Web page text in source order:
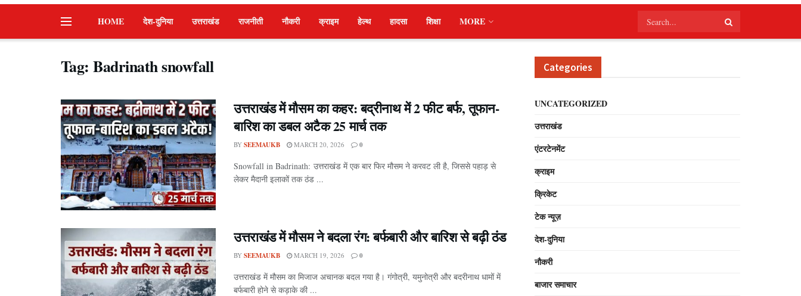
HOME देश-दुनिया उत्तराखंड राजनीती नौकरी क्राइम हेल्थ हादसा शिक्षा MORE
Tag:Badrinath snowfall
उत्तराखंड में मौसम का कहर: बद्रीनाथ में 2 फीट बर्फ, तूफान-
बारिश का डबल अटैक 25 मार्च तक
BY SEEMAUKB MARCH 20, 2026 0
Snowfall in Badrinath: उत्तराखंड में एक बार फिर मौसम ने करवट ली है, जिससे पहाड़ से
लेकर मैदानी इलाकों तक ठंड ...
उत्तराखंड में मौसम ने बदला रंग: बर्फबारी और बारिश से बढ़ी ठंड
BY SEEMAUKB MARCH 19, 2026 0
उत्तराखंड में मौसम का मिजाज अचानक बदल गया है। गंगोत्री, यमुनोत्री और बदरीनाथ धामों में
बर्फबारी होने से कड़ाके की ...
Categories
UNCATEGORIZED
उत्तराखंड
एंटरटेनमेंट
क्राइम
क्रिकेट
टेक न्यूज़
देश-दुनिया
नौकरी
बाजार समाचार